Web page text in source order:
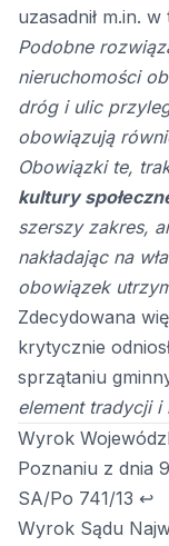
uzasadnił m.in.
Podobne
nieruchomości
dróg i ulic
obowiązują
Obowiązki te,
kultury
szerszy zakres,
nakładając na
obowiązek
Zdecydowana
krytycznie
sprzątaniu
element tradycji i
Wyrok
Poznaniu z dnia
SA/Po 741/13 ↩
Wyrok Sądu